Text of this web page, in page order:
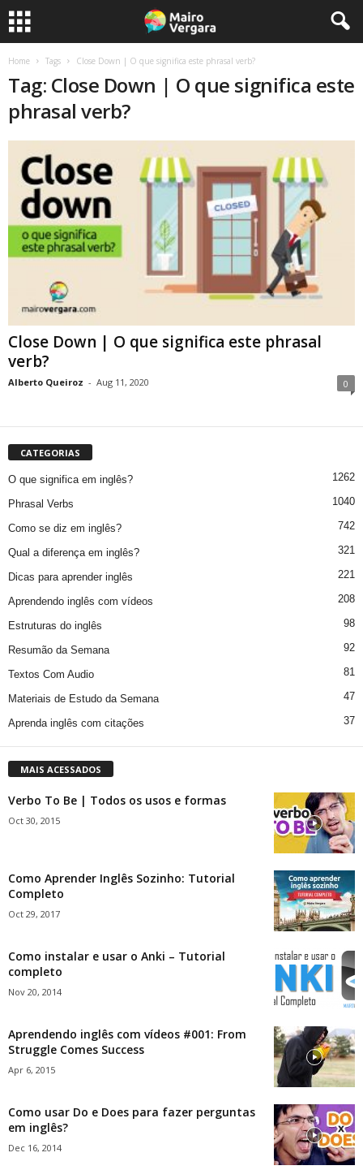
Home Tags Close Down | O que significa este phrasal verb?
Tag: Close Down | O que significa este
phrasal verb?
Close Down | O que significa este phrasal
verb?
Alberto Queiroz - Aug 11, 2020 0
CATEGORIAS
O que significa em inglês? 1262
Phrasal Verbs 1040
Como se diz em inglês? 742
Qual a diferença em inglês? 321
Dicas para aprender inglês 221
Aprendendo inglês com vídeos 208
Estruturas do inglês 98
Resumão da Semana 92
Textos Com Audio 81
Materiais de Estudo da Semana 47
Aprenda inglês com citações 37
MAIS ACESSADOS
Verbo To Be | Todos os usos e formas
Oct 30, 2015
Como Aprender Inglês Sozinho: Tutorial
Completo
Oct 29, 2017
Como instalar e usar o Anki – Tutorial
completo
Nov 20, 2014
Aprendendo inglês com vídeos #001: From
Struggle Comes Success
Apr 6, 2015
Como usar Do e Does para fazer perguntas
em inglês?
Dec 16, 2014